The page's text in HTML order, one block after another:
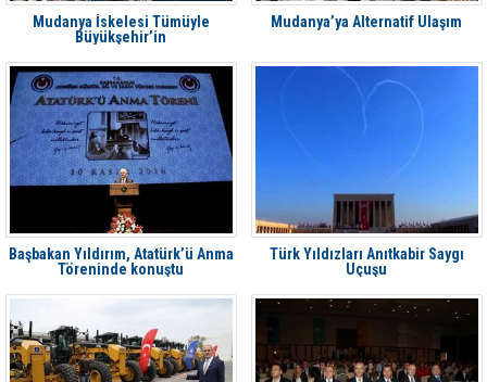
Mudanya İskelesi Tümüyle
Büyükşehir’in
Mudanya’ya Alternatif Ulaşım
Başbakan Yıldırım, Atatürk’ü Anma
Töreninde konuştu
Türk Yıldızları Anıtkabir Saygı
Uçuşu